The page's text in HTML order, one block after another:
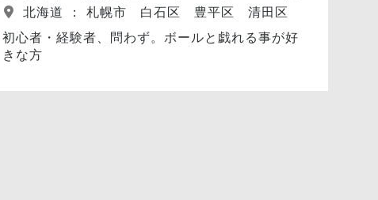
北海道 ： 札幌市 白石区 豊平区 清田区
初心者・経験者、問わず。ボールと戯れる事が好
きな方